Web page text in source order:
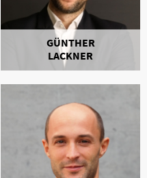
GÜNTHER
LACKNER